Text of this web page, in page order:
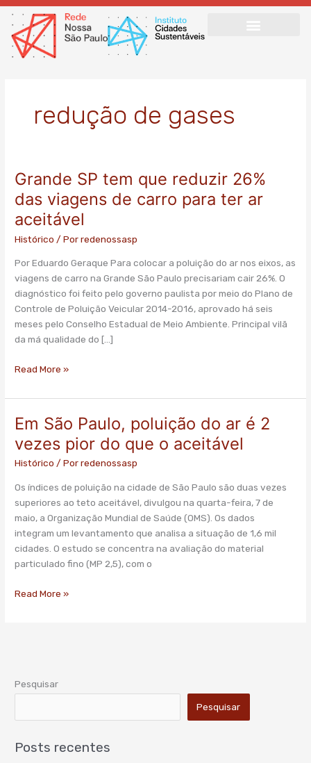
Ir
para
conteúdo
redução de gases
Grande SP tem que reduzir 26%
das viagens de carro para ter ar
aceitável
Histórico / Porredenossasp
Por Eduardo Geraque Para colocar a poluição do ar nos eixos, as
viagens de carro na Grande São Paulo precisariam cair 26%. O
diagnóstico foi feito pelo governo paulista por meio do Plano de
Controle de Poluição Veicular 2014-2016, aprovado há seis
meses pelo Conselho Estadual de Meio Ambiente. Principal vilã
da má qualidade do […]
Grande
SP
tem
que
reduzir
das
viagens
de
carro
para
ter
aceitável
Read More »
Em São Paulo, poluição do ar é 2
vezes pior do que o aceitável
Histórico / Porredenossasp
Os índices de poluição na cidade de São Paulo são duas vezes
superiores ao teto aceitável, divulgou na quarta-feira, 7 de
maio, a Organização Mundial de Saúde (OMS). Os dados
integram um levantamento que analisa a situação de 1,6 mil
cidades. O estudo se concentra na avaliação do material
particulado fino (MP 2,5), com o
Em
Paulo,
poluição
que
Read More »
Pesquisar
Pesquisar
Posts recentes